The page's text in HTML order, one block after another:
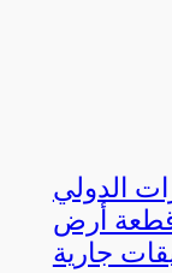
الدولي
قطعة أرض
جارية